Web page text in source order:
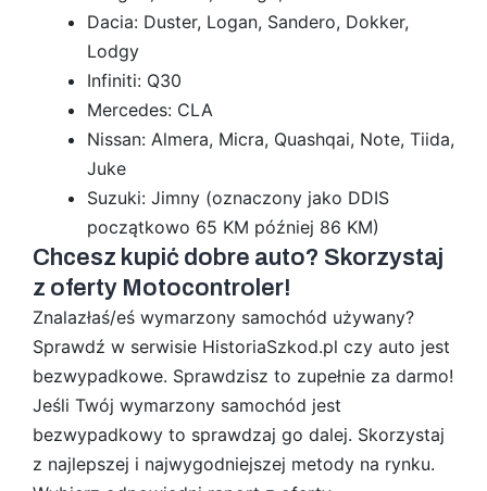
Dacia: Duster, Logan, Sandero, Dokker,
Lodgy
Infiniti: Q30
Mercedes: CLA
Nissan: Almera, Micra, Quashqai, Note, Tiida,
Juke
Suzuki: Jimny (oznaczony jako DDIS
początkowo 65 KM później 86 KM)
Chcesz kupić dobre auto? Skorzystaj
z oferty Motocontroler!
Znalazłaś/eś wymarzony samochód używany?
Sprawdź w serwisie HistoriaSzkod.pl czy auto jest
bezwypadkowe. Sprawdzisz to zupełnie za darmo!
Jeśli Twój wymarzony samochód jest
bezwypadkowy to sprawdzaj go dalej. Skorzystaj
z najlepszej i najwygodniejszej metody na rynku.